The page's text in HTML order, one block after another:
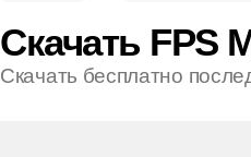
Скачать FPS
Скачать бесплатно